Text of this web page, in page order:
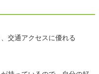
交通アクセスに優れる